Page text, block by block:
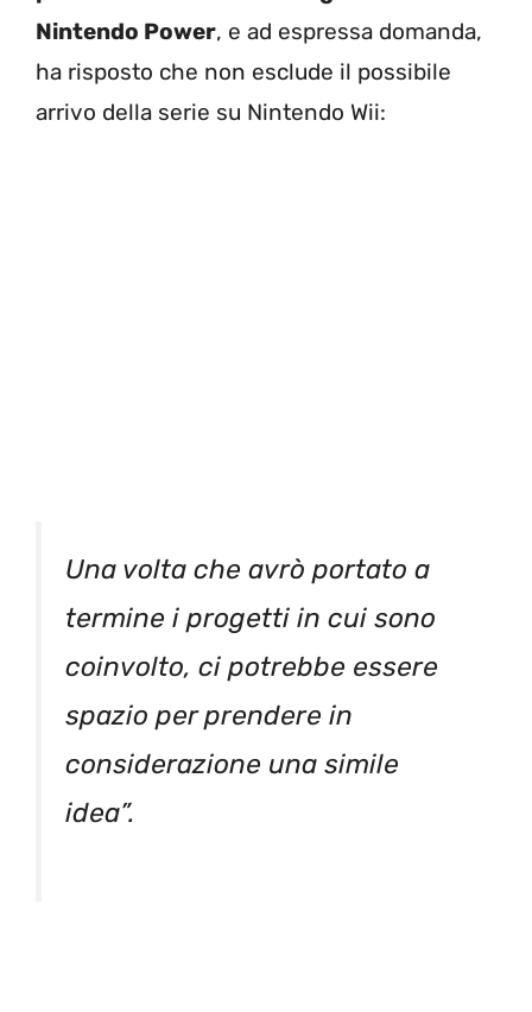
Nintendo Power, e ad espressa domanda,
ha risposto che non esclude il possibile
arrivo della serie su Nintendo Wii:
Una volta che avrò portato a
termine i progetti in cui sono
coinvolto, ci potrebbe essere
spazio per prendere in
considerazione una simile
idea”.